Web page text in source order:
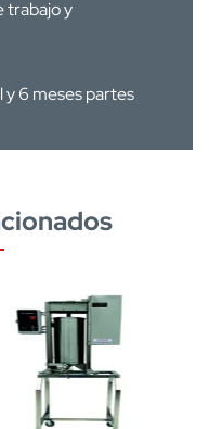
trabajo y
y 6 meses partes